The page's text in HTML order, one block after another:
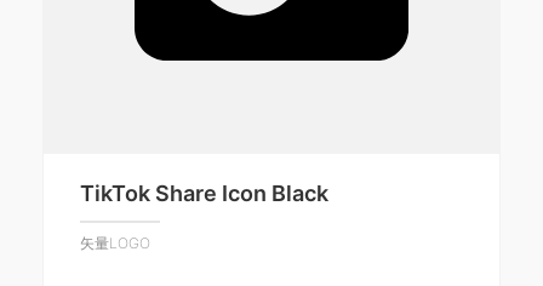
TikTok Share Icon Black
矢量LOGO